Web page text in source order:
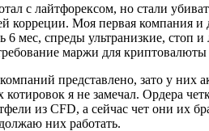
с лайтфорексом, но стали
Моя первая компания и
6 мес, спреды ультранизкие,
маржи для
представлено, зато у них
я не замечал. Ордера
из CFD, а сейчас чет они их
них работать.